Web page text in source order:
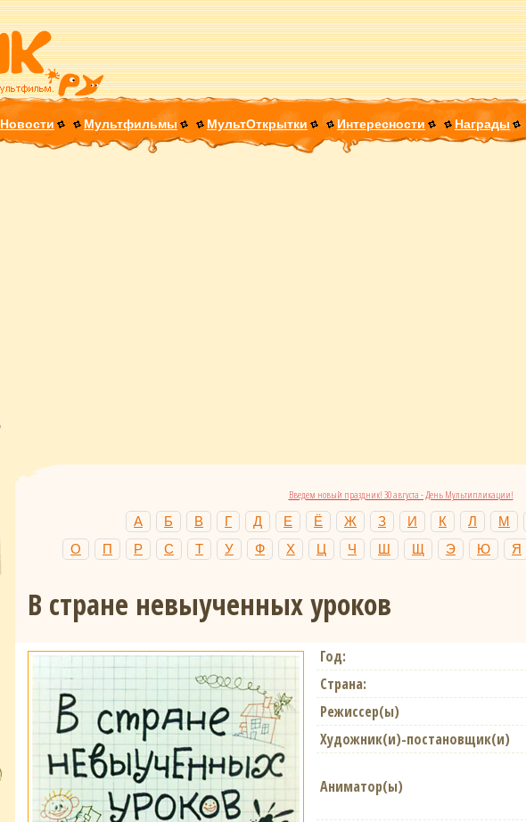
Новости Мультфильмы МультОткрытки Интересности Награды
Введем новый праздник! 30 августа - День Мультипликации!
А Б В Г Д Е Ё Ж З И К Л М
О
П Р С Т У Ф Х Ц Ч Ш Щ Э Ю Я
В стране невыученных уроков
Год:
Страна:
Режиссер(ы)
Художник(и)-постановщик(и)
Аниматор(ы)